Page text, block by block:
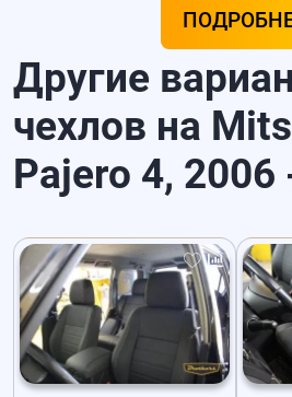
Другие
чехлов на
Pajero 4, 2006